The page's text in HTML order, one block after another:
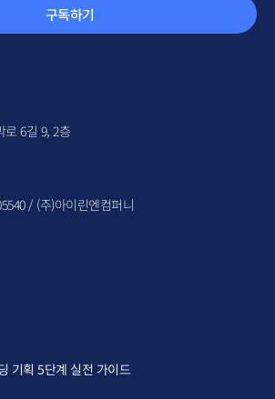
구독하기
로 6길 9, 2층
/ (주)아이린엔컴퍼니
기획 5단계 실전 가이드